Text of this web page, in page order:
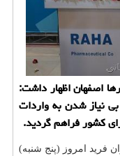
اصفهان اظهار داشت:
نیاز شدن به واردات
كشور فراهم گردید.
فرید امروز (پنج شنبه)